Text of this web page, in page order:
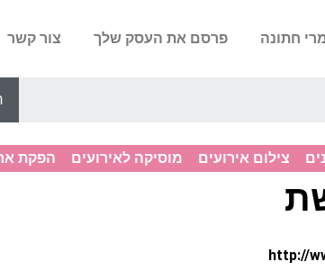
חתונה פרסם את העסק שלך צור קשר
צילום אירועים מוסיקה לאירועים הפקת